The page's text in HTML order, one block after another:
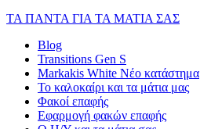
ΤΑ ΠΑΝΤΑ ΓΙΑ ΤΑ ΜΑΤΙΑ ΣΑΣ
Blog
Transitions Gen S
Markakis White Νέο κατάστημα
Το καλοκαίρι και τα μάτια μας
Φακοί επαφής
Εφαρμογή φακών επαφής